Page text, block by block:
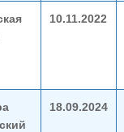
10.11.2022
18.09.2024